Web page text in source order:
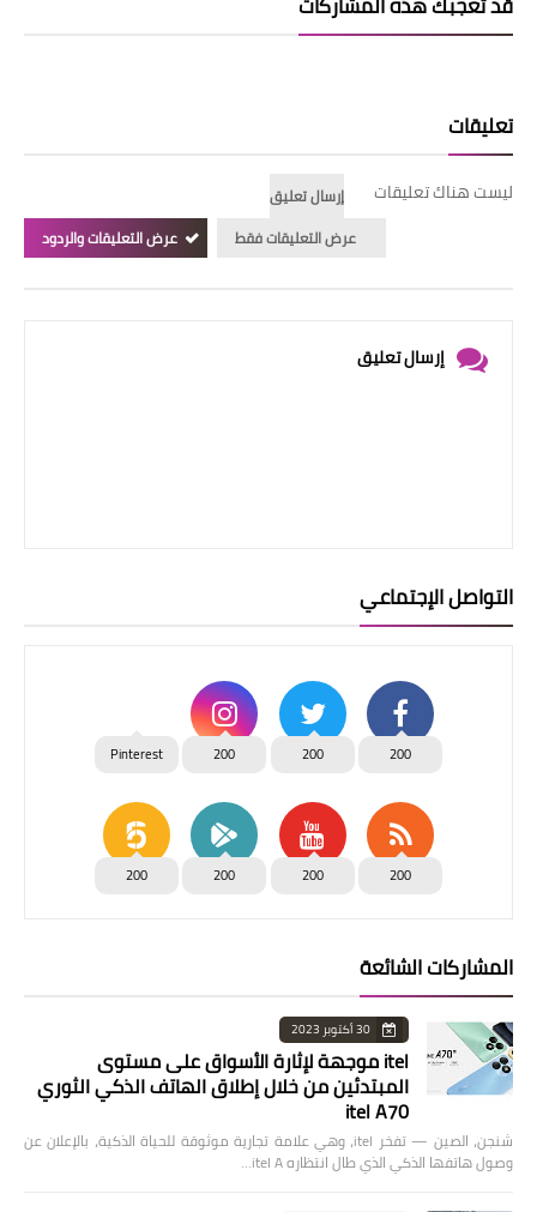
تعليقات
ليست هناك تعليقات
إرسال تعليق
عرض التعليقات فقط
عرض التعليقات والردود
إرسال تعليق
التواصل الإجتماعي
200
200
200
Pinterest
200
200
200
200
المشاركات الشائعة
30 أكتوبر 2023
itel موجهة لإثارة الأسواق على مستوى
المبتدئين من خلال إطلاق الهاتف الذكي الثوري
itel A70
شنجن، الصين — تفخر itel، وهي علامة تجارية موثوقة للحياة الذكية، بالإعلان عن
وصول هاتفها الذكي الذي طال انتظاره itel A…